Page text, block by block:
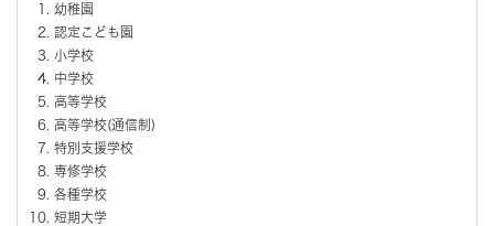
幼稚園
認定こども園
小学校
中学校
高等学校
高等学校(通信制)
特別支援学校
専修学校
各種学校
短期大学